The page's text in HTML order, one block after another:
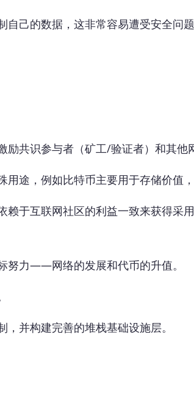
己的数据，这非常容易遭受安全问题
共识参与者（矿工/验证者）和其他
途，例如比特币主要用于存储价值
于互联网社区的利益一致来获得采
努力——网络的发展和代币的升值。
并构建完善的堆栈基础设施层。